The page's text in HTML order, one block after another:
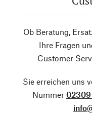
Ob Beratung,
Ihre Fragen
Customer
Sie erreichen uns
Nummer